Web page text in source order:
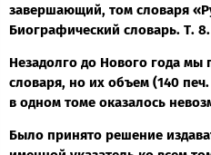
завершающий, том словаря
Биографический словарь. Т.
Незадолго до Нового года
словаря, но их объем (140
в одном томе оказалось
Было принято решение